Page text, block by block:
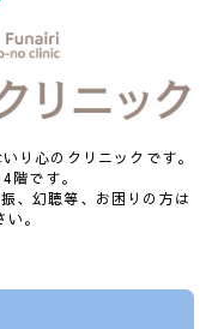
り心のクリニックです。
階です。
、幻聴等、お困りの方は
。